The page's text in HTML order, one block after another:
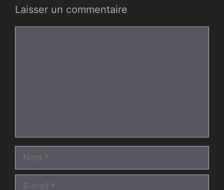
Laisser un commentaire